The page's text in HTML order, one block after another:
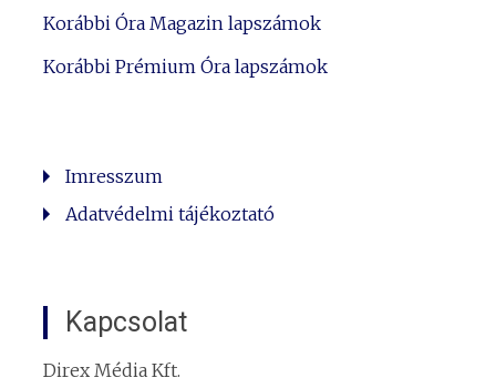
Korábbi Óra Magazin lapszámok
Korábbi Prémium Óra lapszámok
Imresszum
Adatvédelmi tájékoztató
Kapcsolat
Direx Média Kft.